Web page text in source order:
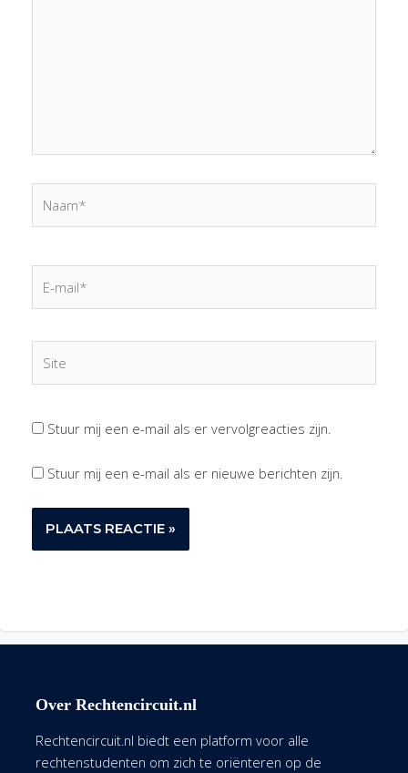
mail*
Stuur mij een e-mail als er vervolgreacties zijn.
Stuur mij een e-mail als er nieuwe berichten zijn.
Over Rechtencircuit.nl
Rechtencircuit.nl biedt een platform voor alle
rechtenstudenten om zich te oriënteren op de